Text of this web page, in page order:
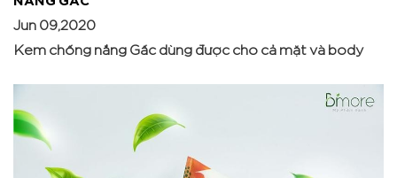
Jun 09,2020
Kem chống nắng Gấc dùng được cho cả mặt và body